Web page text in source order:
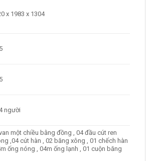
x 1983 x 1304
người
một chiều bằng đồng , 04 đầu cút ren
,04 cút hàn , 02 băng xông , 01 chếch hàn
ống nóng , 04m ống lạnh , 01 cuộn băng